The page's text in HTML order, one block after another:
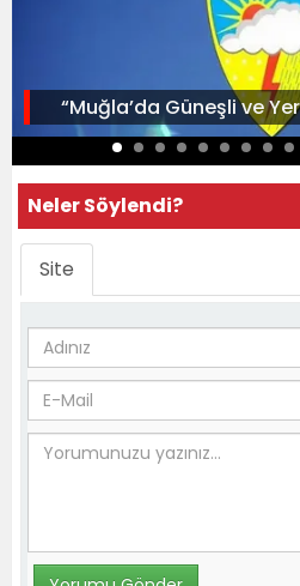
“Muğla’da Güneşli ve
Neler Söylendi?
Site